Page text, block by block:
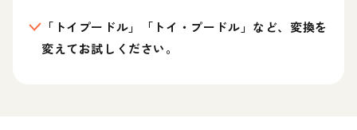
「トイプードル」「トイ・プードル」など、変換を
変えてお試しください。